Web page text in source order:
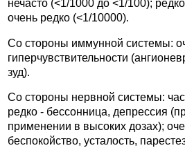
нечасто (<1/1000 до <1/100);
очень редко (<1/10000).
Со стороны иммунной системы:
гиперчувствительности
зуд).
Со стороны нервной системы:
редко - бессонница, депрессия
применении в высоких дозах);
беспокойство, усталость,